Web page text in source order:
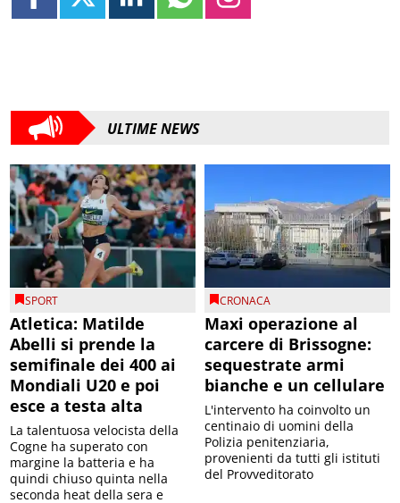
ULTIME NEWS
SPORT
Atletica: Matilde
Abelli si prende la
semifinale dei 400 ai
Mondiali U20 e poi
esce a testa alta
La talentuosa velocista della
Cogne ha superato con
margine la batteria e ha
quindi chiuso quinta nella
seconda heat della sera e
CRONACA
Maxi operazione al
carcere di Brissogne:
sequestrate armi
bianche e un cellulare
L'intervento ha coinvolto un
centinaio di uomini della
Polizia penitenziaria,
provenienti da tutti gli istituti
del Provveditorato